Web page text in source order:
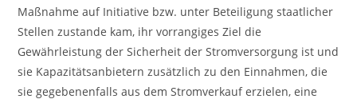
Maßnahme auf Initiative bzw. unter Beteiligung staatlicher
Stellen zustande kam, ihr vorrangiges Ziel die
Gewährleistung der Sicherheit der Stromversorgung ist und
sie Kapazitätsanbietern zusätzlich zu den Einnahmen, die
sie gegebenenfalls aus dem Stromverkauf erzielen, eine